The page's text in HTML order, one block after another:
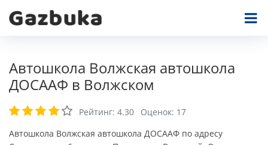
Автошкола Волжская автошкола
ДОСААФ в Волжском
Рейтинг: 4.30 Оценок: 17
Автошкола Волжская автошкола ДОСААФ по адресу